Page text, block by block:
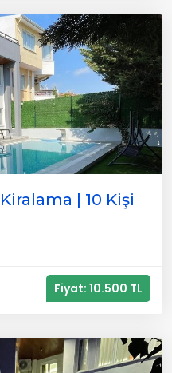
| 10 Kişi
Fiyat: 10.500 TL